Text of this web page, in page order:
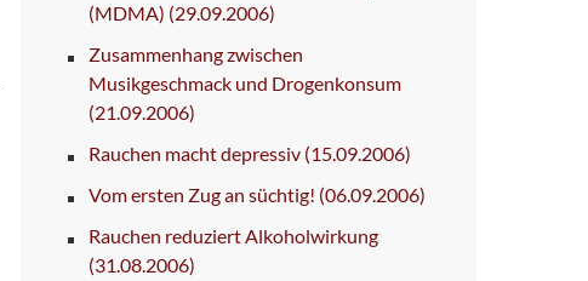
(MDMA) (29.09.2006)
Zusammenhang zwischen
Musikgeschmack und Drogenkonsum
(21.09.2006)
Rauchen macht depressiv (15.09.2006)
Vom ersten Zug an süchtig! (06.09.2006)
Rauchen reduziert Alkoholwirkung
(31.08.2006)